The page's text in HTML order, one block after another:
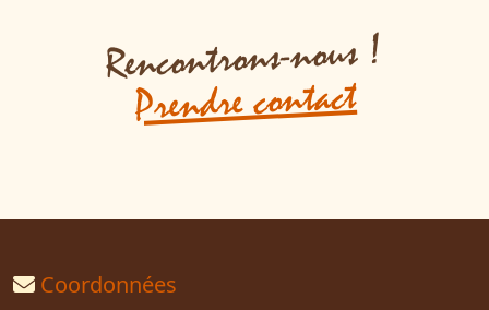
Rencontrons-nous !
Prendre contact
Coordonnées